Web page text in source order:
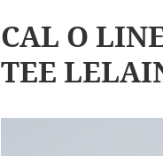
CAL O
TEE